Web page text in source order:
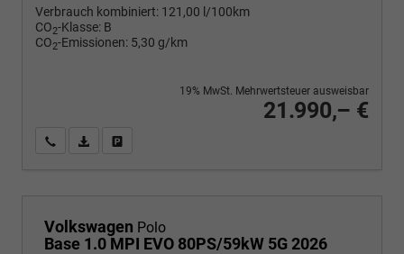
Verbrauch kombiniert: 121,00 l/100km
CO2-Klasse: B
CO2-Emissionen: 5,30 g/km
21.990,– €
19% MwSt. Mehrwertsteuer ausweisbar
Wir rufen Sie anPDF-Fahrzeugexposé drucken
Volkswagen Polo
Base 1.0 MPI EVO 80PS/59kW 5G 2026